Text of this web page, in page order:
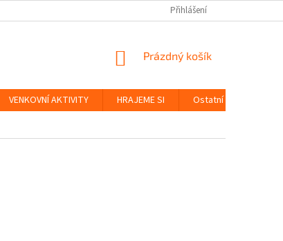
ZÁSADY OCHRANY
Přihlášení
NÁKUPNÍ
Prázdný košík
VENKOVNÍ AKTIVITY HRAJEME SI Ostatní